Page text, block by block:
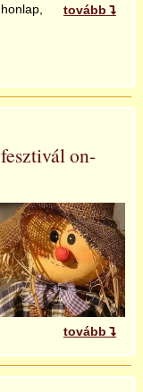
tovább
on-
tovább